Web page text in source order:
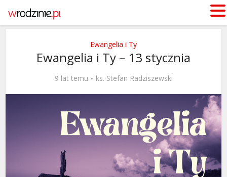
Ewangelia i Ty
Ewangelia i Ty – 13 stycznia
9 lat temu ks. Stefan Radziszewski